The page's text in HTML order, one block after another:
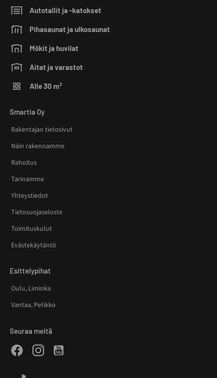
Autotallit ja -katokset
Pihasaunat ja ulkosaunat
Mökit ja huvilat
Aitat ja varastot
Alle 30 m²
Smartia Oy
Rakentajan tietosivut
Näin rakennamme
Rahoitus
Tarinamme
Yhteystiedot
Tietosuojaseloste
Toimituskulut
Evästekäytäntö
Esittelypihat
Oulu, Liminka
Vantaa, Petikko
Seuraa meitä
FacebookInstagramYoutube